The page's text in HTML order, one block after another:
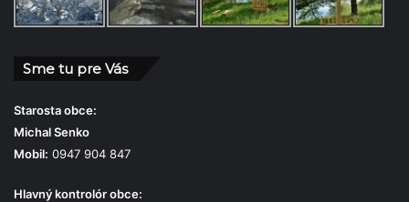
Sme tu pre Vás
Starosta obce:
Michal Senko
Mobil: 0947 904 847
Hlavný kontrolór obce: